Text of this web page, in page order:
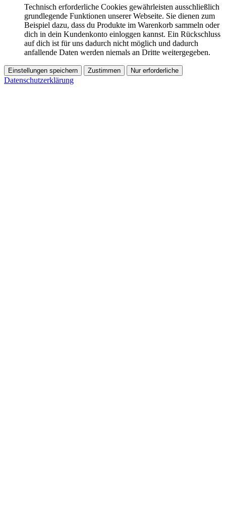
Technisch erforderliche Cookies gewährleisten ausschließlich
grundlegende Funktionen unserer Webseite. Sie dienen zum
Beispiel dazu, dass du Produkte im Warenkorb sammeln oder
dich in dein Kundenkonto einloggen kannst. Ein Rückschluss
auf dich ist für uns dadurch nicht möglich und dadurch
anfallende Daten werden niemals an Dritte weitergegeben.
Einstellungen speichern Zustimmen Nur erforderliche
Datenschutzerklärung